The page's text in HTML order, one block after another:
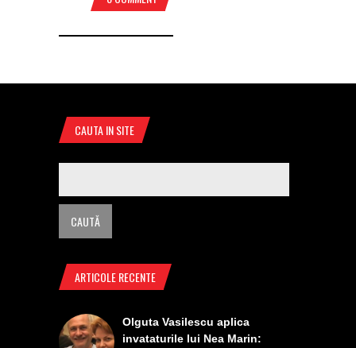
CAUTA IN SITE
ARTICOLE RECENTE
Olguta Vasilescu aplica
invataturile lui Nea Marin: